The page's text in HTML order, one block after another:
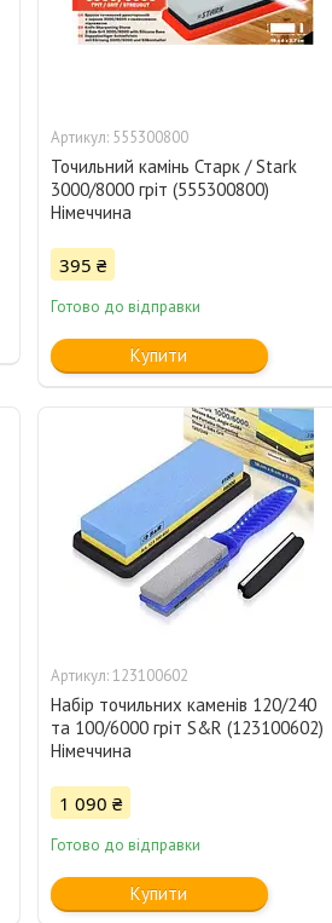
555300800
Точильний камінь Старк / Stark
3000/8000 гріт (555300800)
Німеччина
395 ₴
Готово до відправки
Купити
123100602
Набір точильних каменів 120/240
та 100/6000 гріт S&R (123100602)
Німеччина
1 090 ₴
Готово до відправки
Купити